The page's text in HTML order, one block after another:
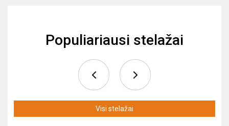
Populiariausi stelažai
Visi stelažai